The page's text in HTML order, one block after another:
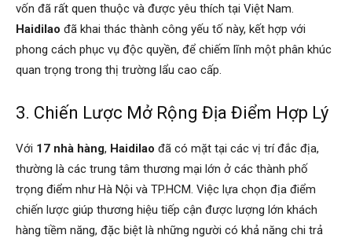
vốn đã rất quen thuộc và được yêu thích tại Việt Nam.
Haidilao đã khai thác thành công yếu tố này, kết hợp với
phong cách phục vụ độc quyền, để chiếm lĩnh một phân khúc
quan trọng trong thị trường lẩu cao cấp.
3. Chiến Lược Mở Rộng Địa Điểm Hợp Lý
Với 17 nhà hàng, Haidilao đã có mặt tại các vị trí đắc địa,
thường là các trung tâm thương mại lớn ở các thành phố
trọng điểm như Hà Nội và TP.HCM. Việc lựa chọn địa điểm
chiến lược giúp thương hiệu tiếp cận được lượng lớn khách
hàng tiềm năng, đặc biệt là những người có khả năng chi trả